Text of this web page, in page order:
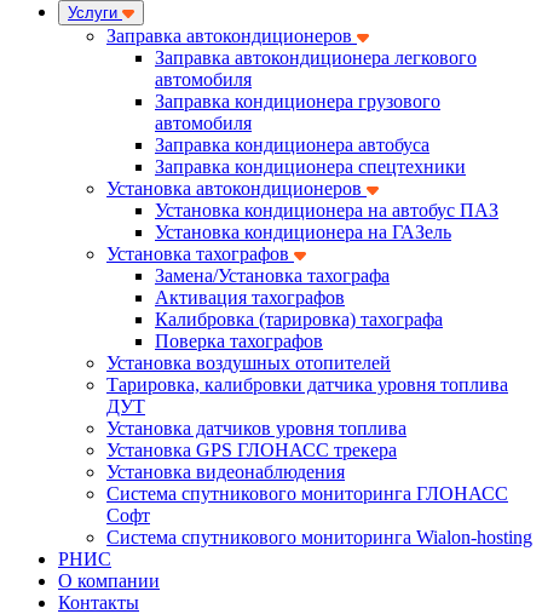
Услуги
Заправка автокондиционеров
Заправка автокондиционера легкового
автомобиля
Заправка кондиционера грузового
автомобиля
Заправка кондиционера автобуса
Заправка кондиционера спецтехники
Установка автокондиционеров
Установка кондиционера на автобус ПАЗ
Установка кондиционера на ГАЗель
Установка тахографов
Замена/Установка тахографа
Активация тахографов
Калибровка (тарировка) тахографа
Поверка тахографов
Установка воздушных отопителей
Тарировка, калибровки датчика уровня топлива
ДУТ
Установка датчиков уровня топлива
Установка GPS ГЛОНАСС трекера
Установка видеонаблюдения
Система спутникового мониторинга ГЛОНАСС
Софт
Система спутникового мониторинга Wialon-hosting
РНИС
О компании
Контакты